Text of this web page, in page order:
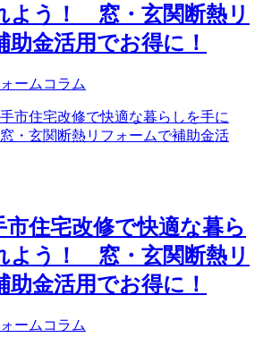
よう！ 窓・玄関断熱リ
助金活用でお得に！
ームコラム
住宅改修で快適な暮ら
よう！ 窓・玄関断熱リ
助金活用でお得に！
ームコラム